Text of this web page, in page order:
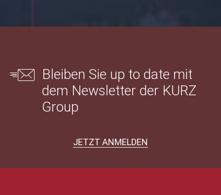
Bleiben Sie up to date mit
dem Newsletter der KURZ
Group
JETZT ANMELDEN